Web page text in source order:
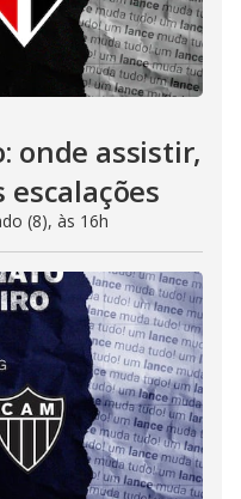
onde assistir,
(8), às 16h